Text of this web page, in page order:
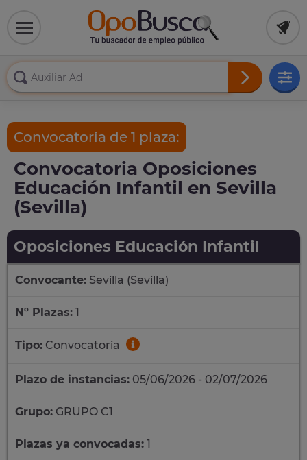
Convocatoria de 1 plaza:
Convocatoria Oposiciones
Educación Infantil en Sevilla
(Sevilla)
Oposiciones Educación Infantil
Convocante: Sevilla (Sevilla)
Nº Plazas: 1
Tipo: Convocatoria
Plazo de instancias: 05/06/2026 - 02/07/2026
Grupo: GRUPO C1
Plazas ya convocadas: 1